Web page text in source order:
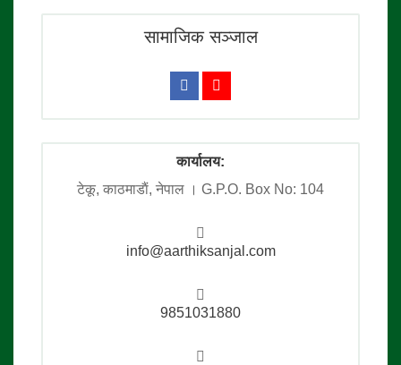
सामाजिक सञ्जाल
कार्यालय:
टेकू, काठमाडाैं, नेपाल । G.P.O. Box No: 104
info@aarthiksanjal.com
9851031880